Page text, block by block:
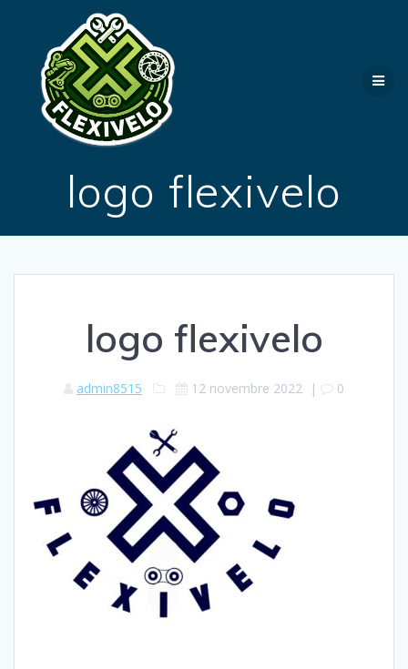
logo flexivelo
logo flexivelo
admin8515 12 novembre 2022 | 0